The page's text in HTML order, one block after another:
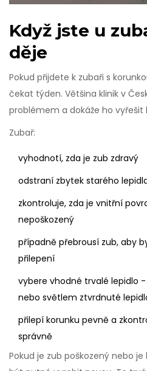
Když jste u
děje
Pokud přijdete k zubaři s
čekat týden. Většina klinik v
problémem a dokáže ho
Zubař:
vyhodnotí, zda je zub zdravý
odstraní zbytek starého
zkontroluje, zda je vnitřní
nepoškozený
případně přebrousí zub, aby
přilepení
vybere vhodné trvalé lepidlo
nebo světlem ztvrdnuté
přilepí korunku pevně a
správně
Pokud je zub poškozený nebo